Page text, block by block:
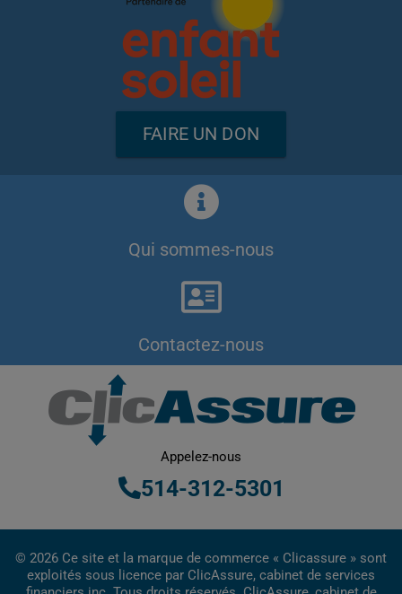
FAIRE UN DON
Qui sommes-nous
Contactez-nous
Appelez-nous
514-312-5301
© 2026 Ce site et la marque de commerce « Clicassure » sont
exploités sous licence par ClicAssure, cabinet de services